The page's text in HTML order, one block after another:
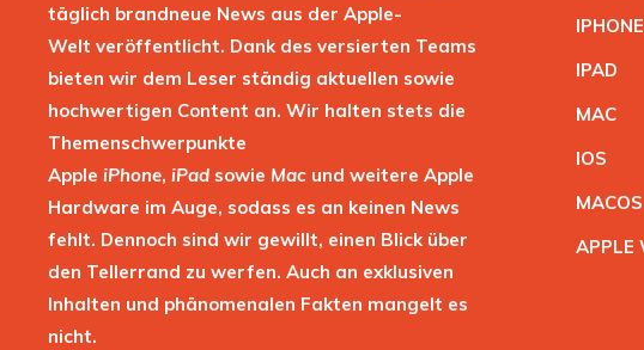
täglich brandneue News aus der Apple-
Welt veröffentlicht. Dank des versierten Teams
bieten wir dem Leser ständig aktuellen sowie
hochwertigen Content an. Wir halten stets die
Themenschwerpunkte
Apple iPhone, iPad sowie Mac und weitere Apple
Hardware im Auge, sodass es an keinen News
fehlt. Dennoch sind wir gewillt, einen Blick über
den Tellerrand zu werfen. Auch an exklusiven
Inhalten und phänomenalen Fakten mangelt es
nicht.
IPHONE
IPAD
MAC
IOS
MACOS
APPLE